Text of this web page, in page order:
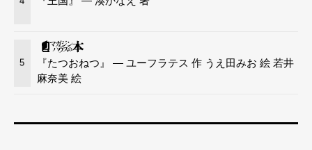
5
『たつおねつ』 — ユーフラテス 作 うえ田みお 絵 若井
麻奈美 絵